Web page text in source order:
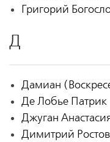
Григорий
Д
Дамиан
Де Лобье Патрик
Джуган
Димитрий